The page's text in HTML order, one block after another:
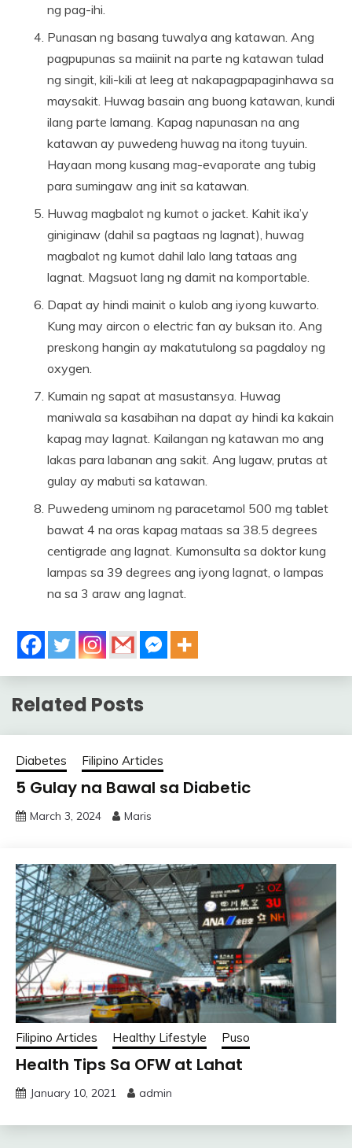
ng pag-ihi.
Punasan ng basang tuwalya ang katawan. Ang
pagpupunas sa maiinit na parte ng katawan tulad
ng singit, kili-kili at leeg at nakapagpapaginhawa sa
maysakit. Huwag basain ang buong katawan, kundi
ilang parte lamang. Kapag napunasan na ang
katawan ay puwedeng huwag na itong tuyuin.
Hayaan mong kusang mag-evaporate ang tubig
para sumingaw ang init sa katawan.
Huwag magbalot ng kumot o jacket. Kahit ika’y
giniginaw (dahil sa pagtaas ng lagnat), huwag
magbalot ng kumot dahil lalo lang tataas ang
lagnat. Magsuot lang ng damit na komportable.
Dapat ay hindi mainit o kulob ang iyong kuwarto.
Kung may aircon o electric fan ay buksan ito. Ang
preskong hangin ay makatutulong sa pagdaloy ng
oxygen.
Kumain ng sapat at masustansya. Huwag
maniwala sa kasabihan na dapat ay hindi ka kakain
kapag may lagnat. Kailangan ng katawan mo ang
lakas para labanan ang sakit. Ang lugaw, prutas at
gulay ay mabuti sa katawan.
Puwedeng uminom ng paracetamol 500 mg tablet
bawat 4 na oras kapag mataas sa 38.5 degrees
centigrade ang lagnat. Kumonsulta sa doktor kung
lampas sa 39 degrees ang iyong lagnat, o lampas
na sa 3 araw ang lagnat.
Related Posts
Diabetes Filipino Articles
5 Gulay na Bawal sa Diabetic
March 3, 2024 Maris
Filipino Articles Healthy Lifestyle Puso
Health Tips Sa OFW at Lahat
January 10, 2021 admin